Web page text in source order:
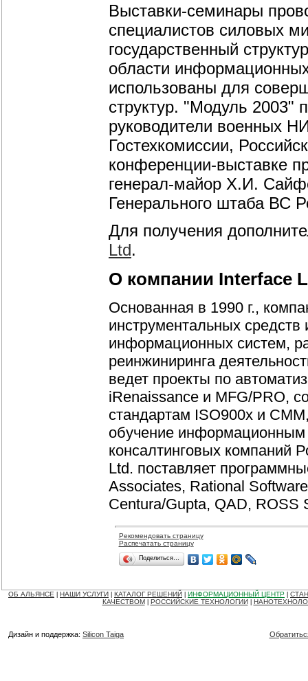
Выставки-семинары
специалистов силовых
государственный
области
использованы для
структур. "Модуль 2003"
руководители военных
Гостехкомиссии,
конференции-выставке
генерал-майор Х.И.
Генерального штаба ВС
Для получения
Ltd.
О компании Interface
Основанная в 1990 г.,
инструментальных
информационных систем,
реинжиниринга
ведет проекты по
iRenaissance и MFG/PRO,
стандартам ISO900x и
обучение информационным
консалтинговых компаний
Ltd. поставляет
Associates, Rational
Centura/Gupta, QAD, ROSS
Рекомендовать страницу
Распечатать страницу
Поделиться…
ОБ АЛЬЯНСЕ НАШИ УСЛУГИ КАТАЛОГ РЕШЕНИЙ ИНФОРМАЦИОННЫЙ ЦЕНТР
КАЧЕСТВОМ
РОССИЙСКИЕ ТЕХНОЛОГИИ
Дизайн и поддержка: Silicon Taiga